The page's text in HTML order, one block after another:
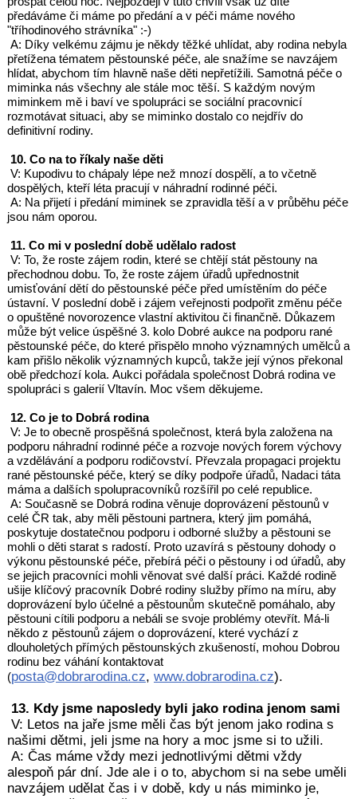
předáváme či máme po předání a v péči máme nového
"tříhodinového strávníka" :-)
A: Díky velkému zájmu je někdy těžké uhlídat, aby rodina nebyla
přetížena tématem pěstounské péče, ale snažíme se navzájem
hlídat, abychom tím hlavně naše děti nepřetížili. Samotná péče o
miminka nás všechny ale stále moc těší. S každým novým
miminkem mě i baví ve spolupráci se sociální pracovnicí
rozmotávat situaci, aby se miminko dostalo co nejdřív do
definitivní rodiny.
10. Co na to říkaly naše děti
V: Kupodivu to chápaly lépe než mnozí dospělí, a to včetně
dospělých, kteří léta pracují v náhradní rodinné péči.
A: Na přijetí i předání miminek se zpravidla těší a v průběhu péče
jsou nám oporou.
11. Co mi v poslední době udělalo radost
V: To, že roste zájem rodin, které se chtějí stát pěstouny na
přechodnou dobu. To, že roste zájem úřadů upřednostnit
umisťování dětí do pěstounské péče před umístěním do péče
ústavní. V poslední době i zájem veřejnosti podpořit změnu péče
o opuštěné novorozence vlastní aktivitou či finančně. Důkazem
může být velice úspěšné 3. kolo Dobré aukce na podporu rané
pěstounské péče, do které přispělo mnoho významných umělců a
kam přišlo několik významných kupců, takže její výnos překonal
obě předchozí kola. Aukci pořádala společnost Dobrá rodina ve
spolupráci s galerií Vltavín. Moc všem děkujeme.
12. Co je to Dobrá rodina
V: Je to obecně prospěšná společnost, která byla založena na
podporu náhradní rodinné péče a rozvoje nových forem výchovy
a vzdělávání a podporu rodičovství. Převzala propagaci projektu
rané pěstounské péče, který se díky podpoře úřadů, Nadaci táta
máma a dalších spolupracovníků rozšířil po celé republice.
A: Současně se Dobrá rodina věnuje doprovázení pěstounů v
celé ČR tak, aby měli pěstouni partnera, který jim pomáhá,
poskytuje dostatečnou podporu i odborné služby a pěstouni se
mohli o děti starat s radostí. Proto uzavírá s pěstouny dohody o
výkonu pěstounské péče, přebírá péči o pěstouny i od úřadů, aby
se jejich pracovníci mohli věnovat své další práci. Každé rodině
ušije klíčový pracovník Dobré rodiny služby přímo na míru, aby
doprovázení bylo účelné a pěstounům skutečně pomáhalo, aby
pěstouni cítili podporu a nebáli se svoje problémy otevřít. Má-li
někdo z pěstounů zájem o doprovázení, které vychází z
dlouholetých přímých pěstounských zkušeností, mohou Dobrou
rodinu bez váhání kontaktovat
(posta@dobrarodina.cz, www.dobrarodina.cz).
13. Kdy jsme naposledy byli jako rodina jenom sami
V: Letos na jaře jsme měli čas být jenom jako rodina s
našimi dětmi, jeli jsme na hory a moc jsme si to užili.
A: Čas máme vždy mezi jednotlivými dětmi vždy
alespoň pár dní. Jde ale i o to, abychom si na sebe uměli
navzájem udělat čas i v době, kdy u nás miminko je,